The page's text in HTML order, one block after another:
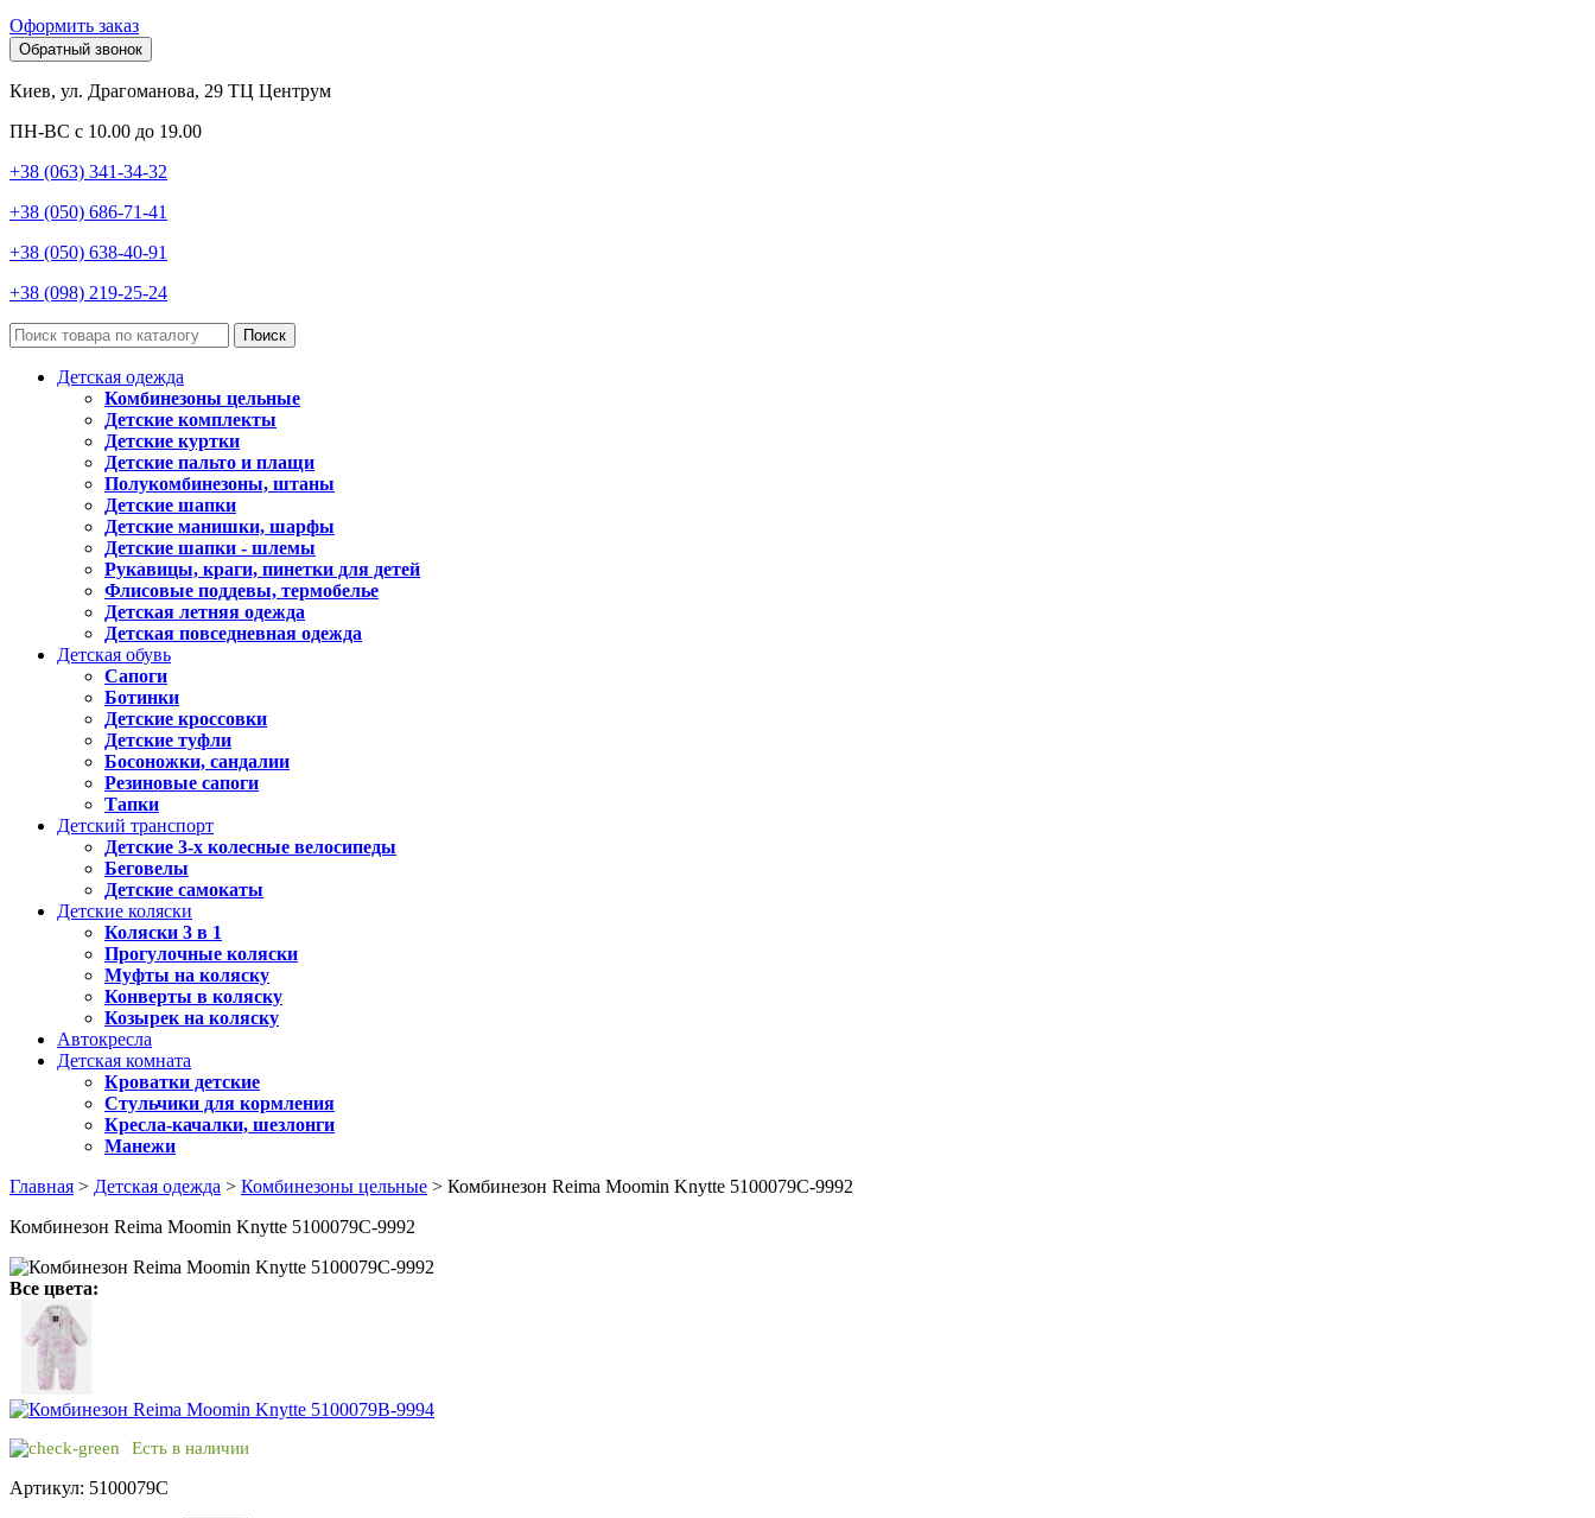
Оформить заказ
Обратный звонок
Киев, ул. Драгоманова, 29 ТЦ Центрум
ПН-ВС с 10.00 до 19.00
+38 (063) 341-34-32
+38 (050) 686-71-41
+38 (050) 638-40-91
+38 (098) 219-25-24
Поиск
Детская одежда
Комбинезоны цельные
Детские комплекты
Детские куртки
Детские пальто и плащи
Полукомбинезоны, штаны
Детские шапки
Детские манишки, шарфы
Детские шапки - шлемы
Рукавицы, краги, пинетки для детей
Флисовые поддевы, термобелье
Детская летняя одежда
Детская повседневная одежда
Детская обувь
Сапоги
Ботинки
Детские кроссовки
Детские туфли
Босоножки, сандалии
Резиновые сапоги
Тапки
Детский транспорт
Детские 3-х колесные велосипеды
Беговелы
Детские самокаты
Детские коляски
Коляски 3 в 1
Прогулочные коляски
Муфты на коляску
Конверты в коляску
Козырек на коляску
Автокресла
Детская комната
Кроватки детские
Стульчики для кормления
Кресла-качалки, шезлонги
Манежи
Главная > Детская одежда > Комбинезоны цельные > Комбинезон Reima Moomin Knytte 5100079C-9992
Комбинезон Reima Moomin Knytte 5100079C-9992
Все цвета:
Есть в наличии
Артикул: 5100079C